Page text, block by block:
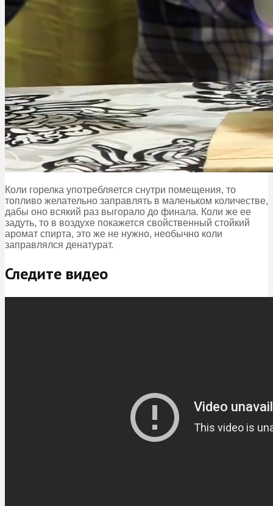
Коли горелка употребляется снутри помещения, то
топливо желательно заправлять в маленьком количестве,
дабы оно всякий раз выгорало до финала. Коли же ее
задуть, то в воздухе покажется свойственный стойкий
аромат спирта, это же не нужно, необычно коли
заправлялся денатурат.
Следите видео